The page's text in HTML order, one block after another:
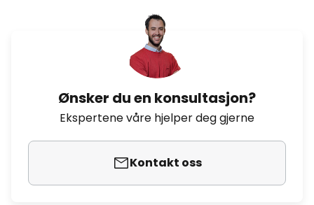
Ønsker du en konsultasjon?
Ekspertene våre hjelper deg gjerne
Kontakt oss